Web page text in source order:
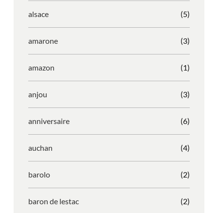
alsace (5)
amarone (3)
amazon (1)
anjou (3)
anniversaire (6)
auchan (4)
barolo (2)
baron de lestac (2)